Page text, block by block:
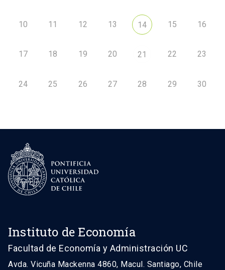
10 11 12 13 14 15 16
17 18 19 20 21 22 23
24 25 26 27 28 29 30
Instituto de Economía
Facultad de Economía y Administración UC
Avda. Vicuña Mackenna 4860, Macul. Santiago, Chile